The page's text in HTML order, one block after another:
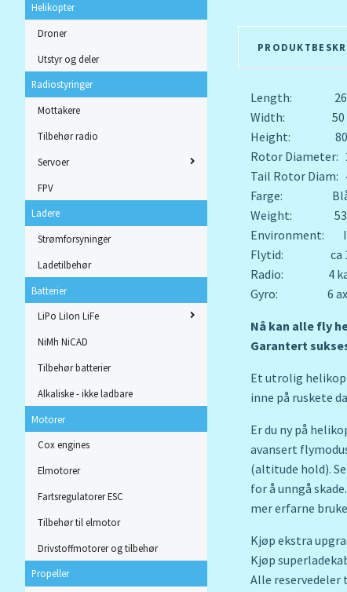
Helikopter
Droner
Utstyr og deler
Radiostyringer
Mottakere
Tilbehør radio
Servoer
FPV
Ladere
Strømforsyninger
Ladetilbehør
Batterier
LiPo LiIon LiFe
NiMh NiCAD
Tilbehør batterier
Alkaliske - ikke ladbare
Motorer
Cox engines
Elmotorer
Fartsregulatorer ESC
Tilbehør til elmotor
Drivstoffmotorer og tilbehør
Propeller
Length: 268
Width: 50
Height: 80
Rotor Diameter:
Tail Rotor Diam:
Farge:
Weight: 53
Environment:
Flytid: ca
Radio: 4
Gyro: 6
Nå kan alle fly
Garantert
Et utrolig
inne på ruskete
Er du ny på
avansert
(altitude hold).
for å unngå
mer erfarne
Kjøp ekstra
Kjøp
Alle reservedeler